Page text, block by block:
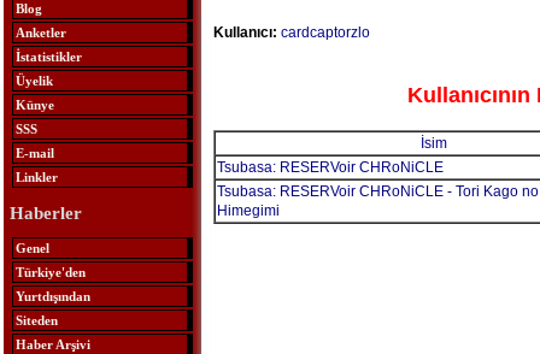
Blog
Anketler
İstatistikler
Üyelik
Künye
SSS
E-mail
Linkler
Haberler
Genel
Türkiye'den
Yurtdışından
Siteden
Haber Arşivi
Kullanıcı: cardcaptorzlo
İsim
Tsubasa: RESERVoir CHRoNiCLE
Tsubasa: RESERVoir CHRoNiCLE - Tori Kago
Himegimi